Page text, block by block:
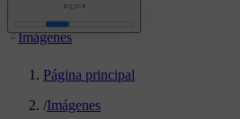
Imágenes
Página principal
/Imágenes